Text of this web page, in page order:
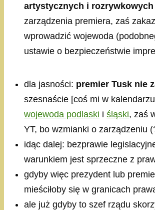
artystycznych i rozrywkowych
zarządzenia premiera, zaś
wprowadzić wojewoda
ustawie o bezpieczeństwie
dla jasności: premier Tusk nie
szesnaście [coś mi w
wojewoda podlaski i śląski, zaś
YT, bo wzmianki o zarządzeniu
idąc dalej: bezprawie
warunkiem jest sprzeczne z
gdyby więc prezydent lub
mieściłoby się w granicach
ale już gdyby to szef rządu